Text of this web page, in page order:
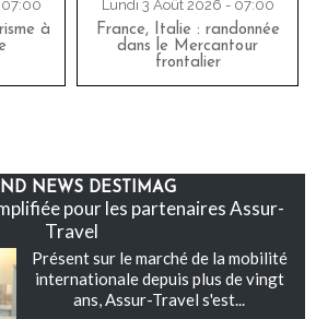
07:00
à
Lundi 3 Août 2026 - 07:00
France, Italie : randonnée
dans le Mercantour
frontalier
NEWS DESTIMAG
pour les partenaires Assur-
Travel
Présent sur le marché de la mobilité
internationale depuis plus de vingt
ans, Assur-Travel s'est...